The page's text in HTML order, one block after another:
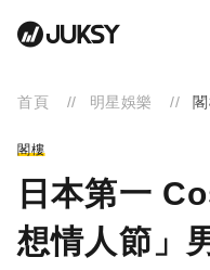
首頁 明星娛樂
閣樓
日本第一
想情人節」